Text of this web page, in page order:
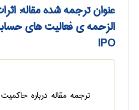
عنوان ترجمه شده مقاله:
الزحمه ی فعالیت های
IPO
ترجمه مقاله درباره